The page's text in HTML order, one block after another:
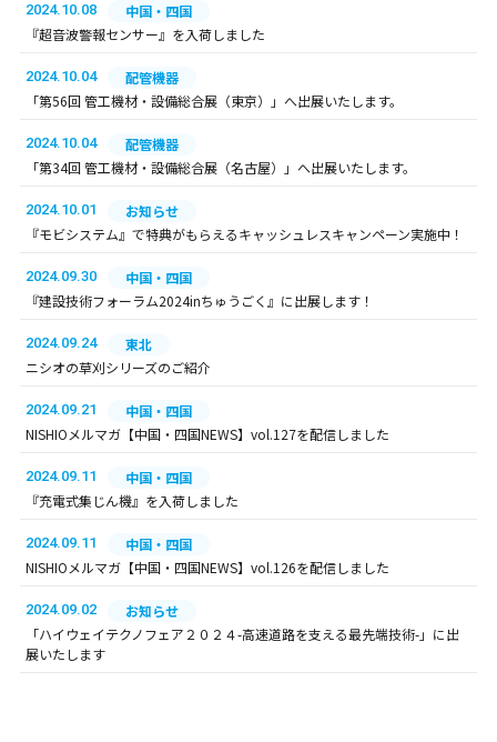
2024.10.08
中国・四国
『超音波警報センサー』を入荷しました
2024.10.04
配管機器
「第56回 管工機材・設備総合展（東京）」へ出展いたします。
2024.10.04
配管機器
「第34回 管工機材・設備総合展（名古屋）」へ出展いたします。
2024.10.01
お知らせ
『モビシステム』で特典がもらえるキャッシュレスキャンペーン実施中！
2024.09.30
中国・四国
『建設技術フォーラム2024inちゅうごく』に出展します！
2024.09.24
東北
ニシオの草刈シリーズのご紹介
2024.09.21
中国・四国
NISHIOメルマガ【中国・四国NEWS】vol.127を配信しました
2024.09.11
中国・四国
『充電式集じん機』を入荷しました
2024.09.11
中国・四国
NISHIOメルマガ【中国・四国NEWS】vol.126を配信しました
2024.09.02
お知らせ
「ハイウェイテクノフェア２０２４-高速道路を支える最先端技術-」に出
展いたします